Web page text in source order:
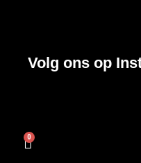
Volg ons op
0